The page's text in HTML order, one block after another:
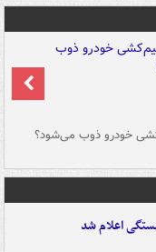
خودرو ذوب می‌شود؟
اعلام شد